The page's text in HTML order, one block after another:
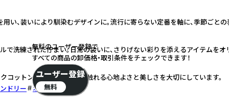
い、装いにより馴染むデザインに。流行に寄らない定番を軸に、季節ごとの
で洗練された佇まい。日常の装いに、さりげない彩りを添えるアイテムをオ
コットン、リネンなど、肌に触れる心地よさと美しさを大切にしています。
ドリー
オーガニック
無料のユーザー登録で
すべての商品の卸価格・取引条件をチェックできます！
ユーザー登録
無料